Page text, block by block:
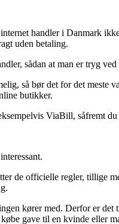
handler i Danmark
uden betaling.
sådan at man er tryg
så bør det for det meste
butikker.
ViaBill, såfremt
de officielle regler, tillige
kører med. Derfor er det
gave til en kvinde eller